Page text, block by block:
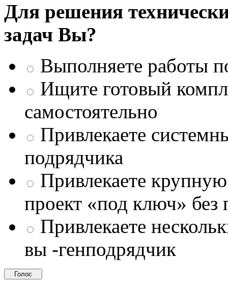
Для решения
задач Вы?
Выполняете работы
Ищите готовый
самостоятельно
Привлекаете
подрядчика
Привлекаете
проект «под ключ» без
Привлекаете
вы -генподрядчик